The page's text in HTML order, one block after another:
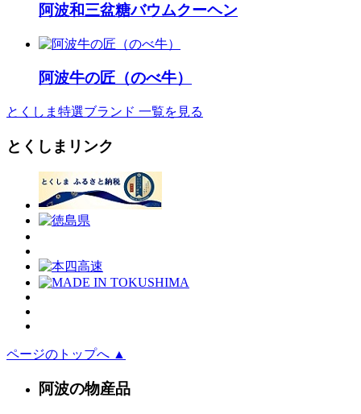
阿波和三盆糖バウムクーヘン
阿波牛の匠（のべ牛）
とくしま特選ブランド 一覧を見る
とくしまリンク
ページのトップへ ▲
阿波の物産品